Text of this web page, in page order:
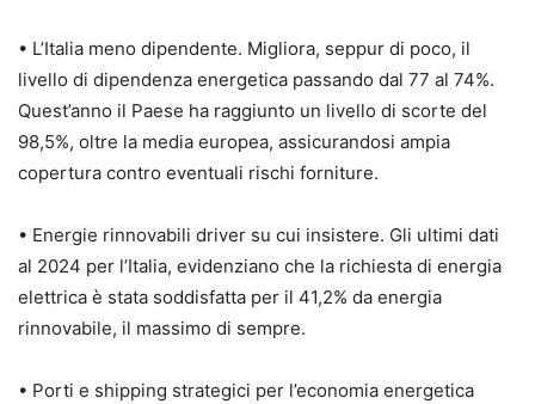
• L’Italia meno dipendente. Migliora, seppur di poco, il
livello di dipendenza energetica passando dal 77 al 74%.
Quest’anno il Paese ha raggiunto un livello di scorte del
98,5%, oltre la media europea, assicurandosi ampia
copertura contro eventuali rischi forniture.
• Energie rinnovabili driver su cui insistere. Gli ultimi dati
al 2024 per l’Italia, evidenziano che la richiesta di energia
elettrica è stata soddisfatta per il 41,2% da energia
rinnovabile, il massimo di sempre.
• Porti e shipping strategici per l’economia energetica